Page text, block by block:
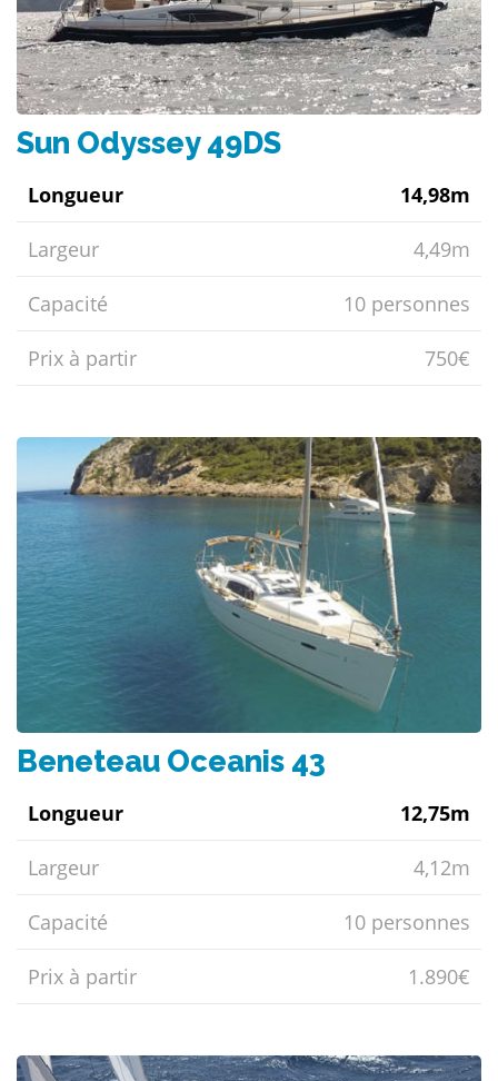
Sun Odyssey 49DS
Longueur 14,98m
Largeur 4,49m
Capacité 10 personnes
Prix ​​à partir 750€
Beneteau Oceanis 43
Longueur 12,75m
Largeur 4,12m
Capacité 10 personnes
Prix ​​à partir 1.890€